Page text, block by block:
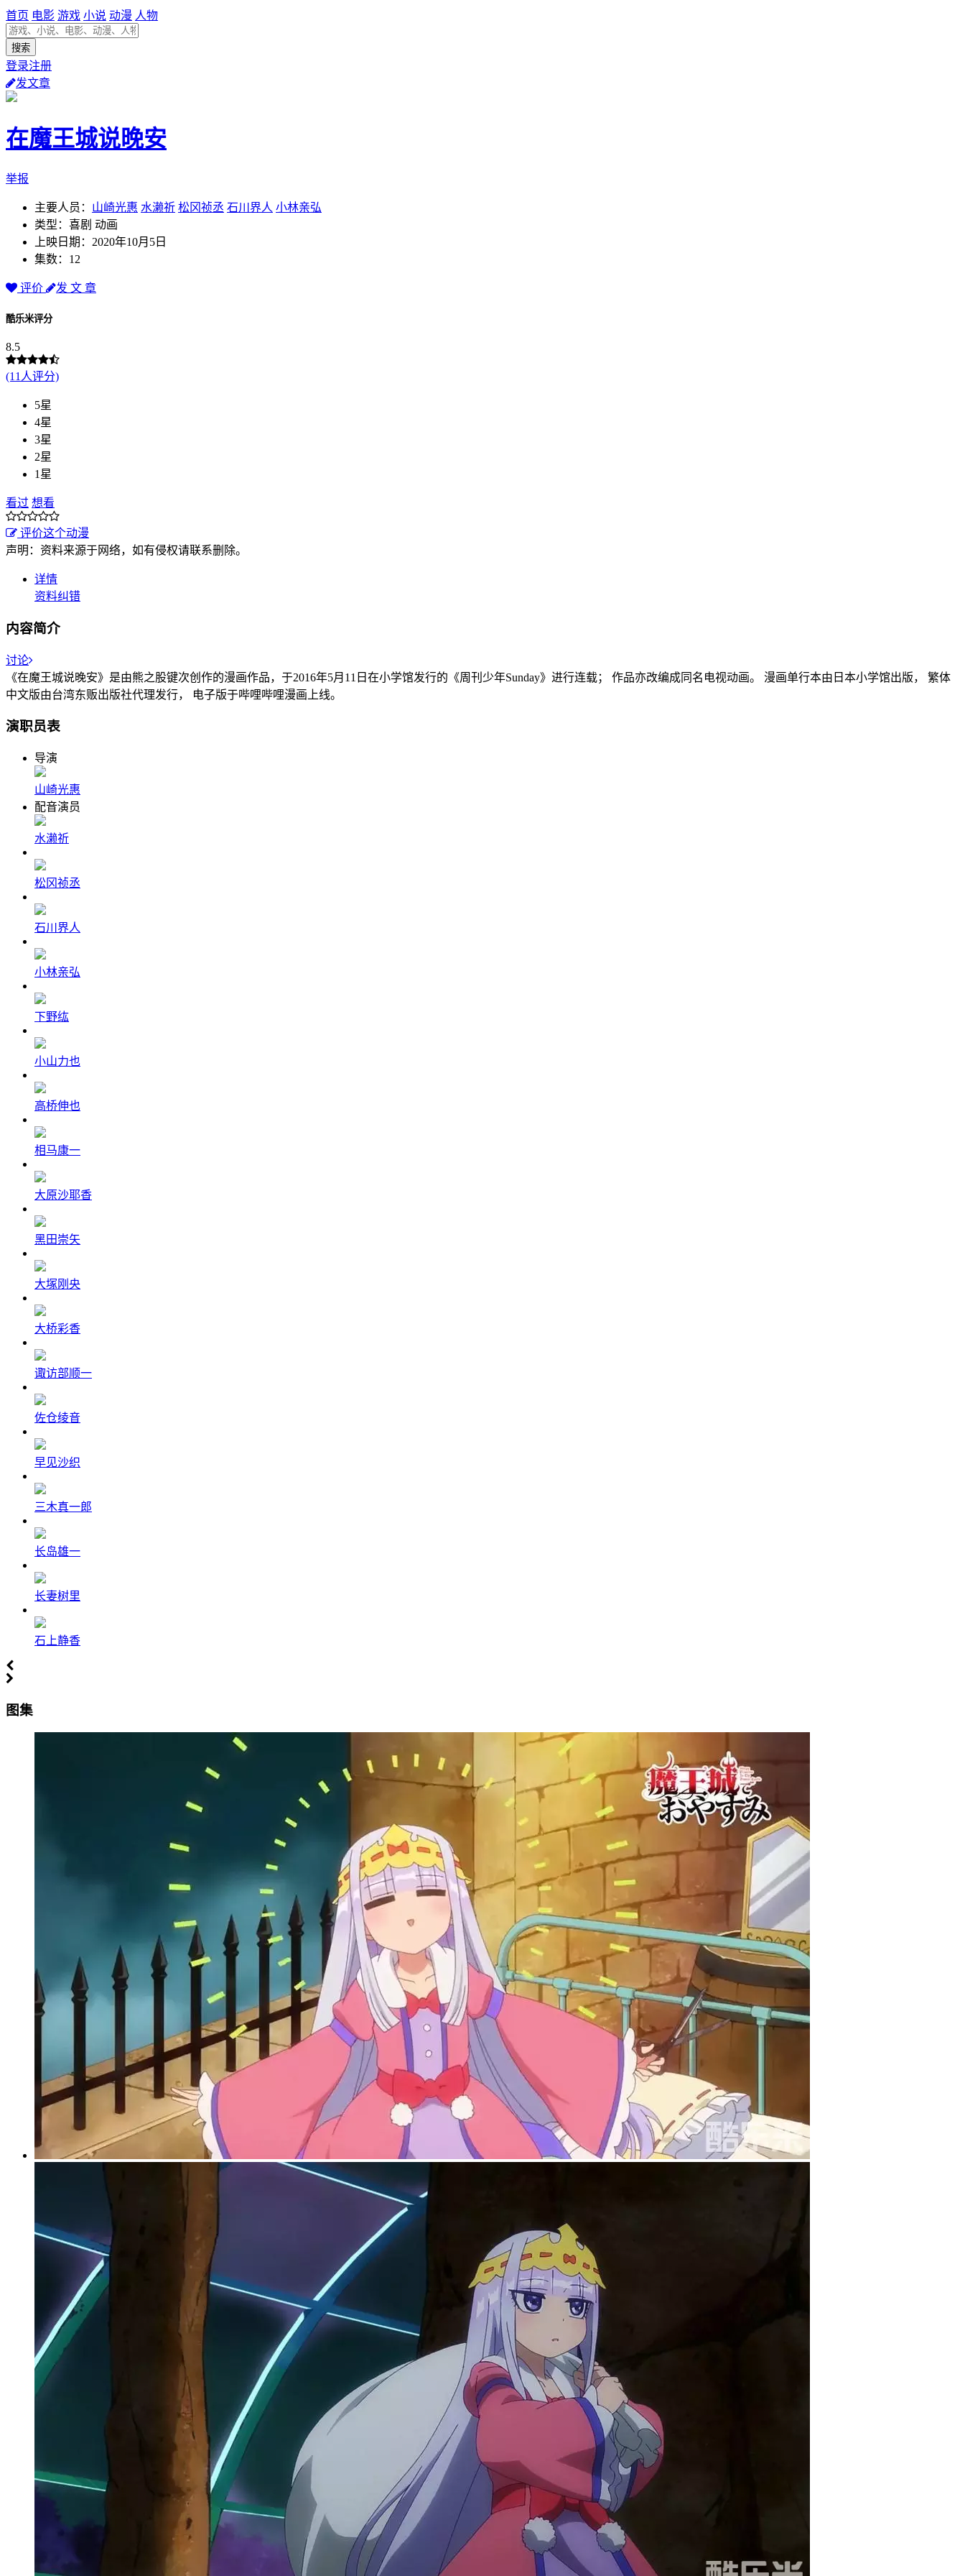
首页 电影 游戏 小说 动漫 人物
登录注册
发文章
在魔王城说晚安
举报
主要人员： 山崎光惠 水濑祈 松冈祯丞 石川界人 小林亲弘
类型：喜剧 动画
上映日期：2020年10月5日
集数：12
评价 发 文 章
酷乐米评分
8.5
(11人评分)
5星
4星
3星
2星
1星
看过 想看
评价这个动漫
声明：资料来源于网络，如有侵权请联系删除。
详情
资料纠错
内容简介
讨论
《在魔王城说晚安》是由熊之股键次创作的漫画作品，于2016年5月11日在小学馆发行的《周刊少年Sunday》进行连载； 作品亦改编成同名电视动画。 漫画单行本由日本小学馆出版， 繁体
中文版由台湾东贩出版社代理发行， 电子版于哔哩哔哩漫画上线。
演职员表
导演
山崎光惠
配音演员
水濑祈
松冈祯丞
石川界人
小林亲弘
下野纮
小山力也
高桥伸也
相马康一
大原沙耶香
黑田崇矢
大塚刚央
大桥彩香
诹访部顺一
佐仓绫音
早见沙织
三木真一郎
长岛雄一
长妻树里
石上静香
图集